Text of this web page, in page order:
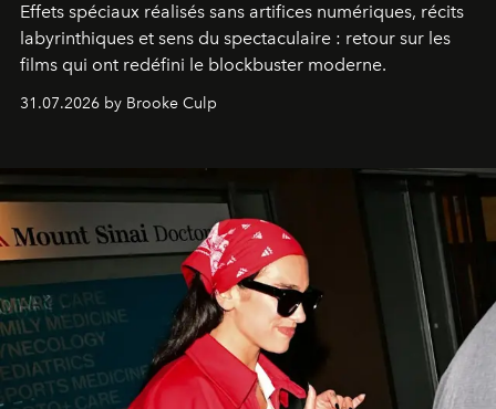
Effets spéciaux réalisés sans artifices numériques, récits
labyrinthiques et sens du spectaculaire : retour sur les
films qui ont redéfini le blockbuster moderne.
31.07.2026 by Brooke Culp